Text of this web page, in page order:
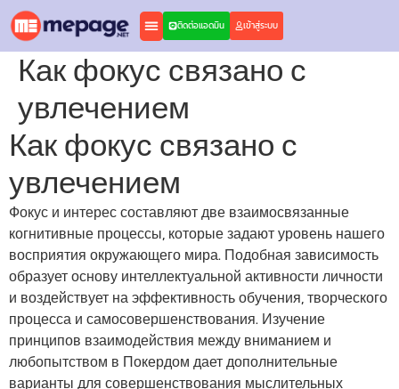
ติดต่อแอดมิน เข้าสู่ระบบ
Как фокус связано с
увлечением
Как фокус связано с
увлечением
Фокус и интерес составляют две взаимосвязанные
когнитивные процессы, которые задают уровень нашего
восприятия окружающего мира. Подобная зависимость
образует основу интеллектуальной активности личности
и воздействует на эффективность обучения, творческого
процесса и самосовершенствования. Изучение
принципов взаимодействия между вниманием и
любопытством в Покердом дает дополнительные
варианты для совершенствования мыслительных